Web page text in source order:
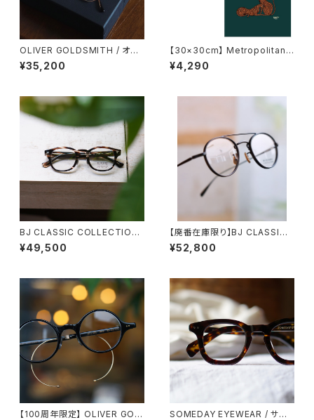
OLIVER GOLDSMITH / オリ
バーゴールドスミス Oliver Ov
al/Pro 46 オーバル
¥35,200
【30×30cm】 Metropolitan
Crossbottle メトロポリタンク
ロスボトル REST / MIHO MU
¥4,290
BJ CLASSIC COLLECTION
CE-551MP BJクラシック セル
ロイド 44 47 50
¥49,500
【廃番在庫限り】BJ CLASSIC
COLLECTION PREM-114WR
NT BJクラシック ツーブリッジ
¥52,800
【100周年限定】 OLIVER GOL
SOMEDAY EYEWEAR / サム